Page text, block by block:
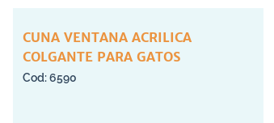
CUNA VENTANA ACRILICA
COLGANTE PARA GATOS
6590